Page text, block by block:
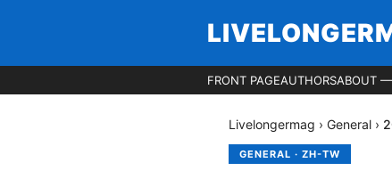
FRONT PAGEAUTHORSABOUT —
Livelongermag › General ›
GENERAL · ZH-TW